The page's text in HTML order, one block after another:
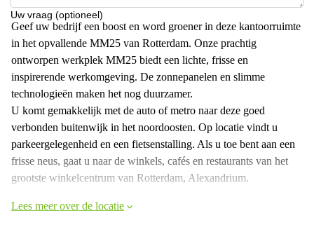
Uw vraag (optioneel)
Geef uw bedrijf een boost en word groener in deze kantoorruimte
in het opvallende MM25 van Rotterdam. Onze prachtig
ontworpen werkplek MM25 biedt een lichte, frisse en
inspirerende werkomgeving. De zonnepanelen en slimme
technologieën maken het nog duurzamer.
U komt gemakkelijk met de auto of metro naar deze goed
verbonden buitenwijk in het noordoosten. Op locatie vindt u
parkeergelegenheid en een fietsenstalling. Als u toe bent aan een
frisse neus, gaat u naar de winkels, cafés en restaurants van het
grootste winkelcentrum van Rotterdam, Alexandrium.
Lees meer over de locatie